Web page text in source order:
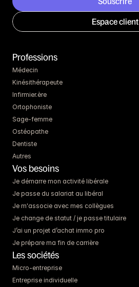
Espace client
Professions
Médecin
Kinésithérapeute
Infirmier.ère
Ortophoniste
Sage-femme
Ostéopathe
Dentiste
Autres
Vos besoins
Je démarre mon activité libérale
Je passe du salariat au libéral
Je m'associe avec mes collègues
Je change de statut / je passe titulaire
J’ai un projet d’achat immo pro
Je prépare ma fin de carrière
Les sociétés
Micro-entreprise
Entreprise individuelle